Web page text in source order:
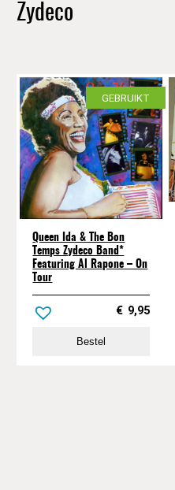
Zydeco
GEBRUIKT
Queen Ida & The Bon
Temps Zydeco Band*
Featuring Al Rapone – On
Tour
€ 9,95
Bestel